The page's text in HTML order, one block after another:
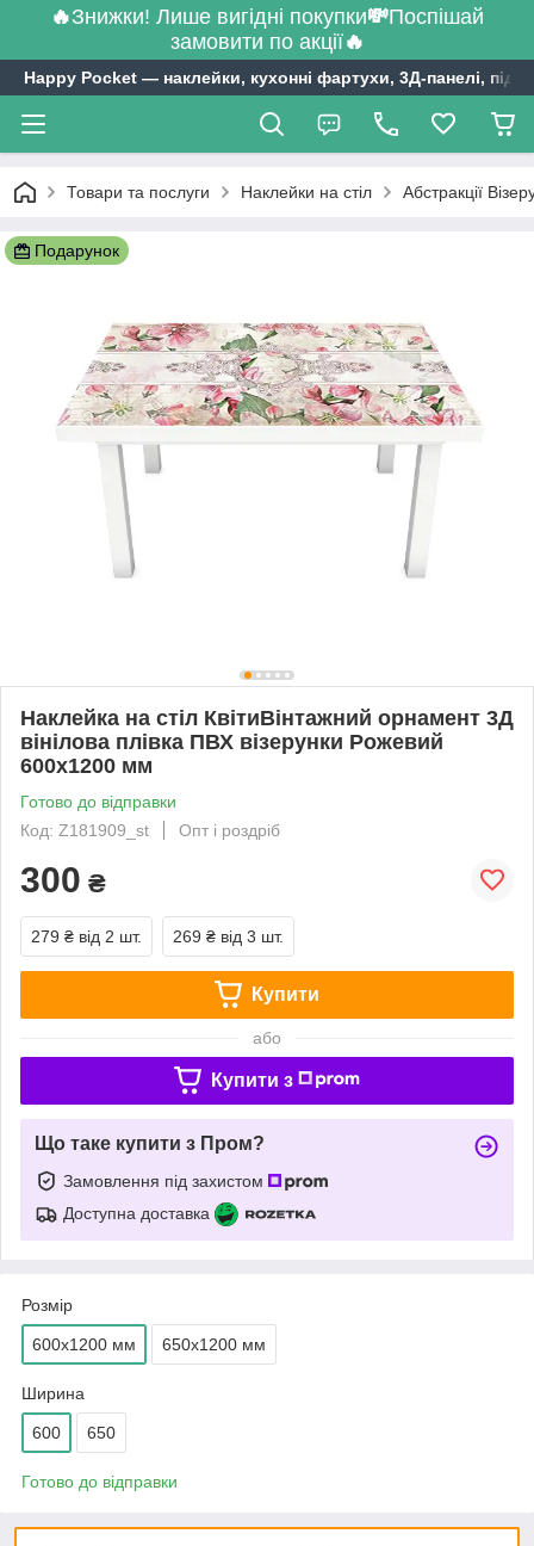
🔥Знижки! Лише вигідні покупки💸Поспішай
замовити по акції🔥
Happy Pocket ― наклейки, кухонні фартухи, 3Д-панелі,
Товари та послуги Наклейки на стіл Абстракції
Подарунок
Наклейка на стіл КвітиВінтажний орнамент 3Д
вінілова плівка ПВХ візерунки Рожевий
600х1200 мм
Готово до відправки
Код: Z181909_st
Опт і роздріб
300 ₴
279 ₴ від 2 шт. 269 ₴ від 3 шт.
Купити
або
Купити з
Що таке купити з Пром?
Замовлення під захистом
Доступна доставка
Розмір
600х1200 мм 650х1200 мм
Ширина
600 650
Готово до відправки